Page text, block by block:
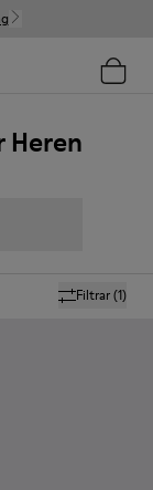
Heren
Filtrar(1)